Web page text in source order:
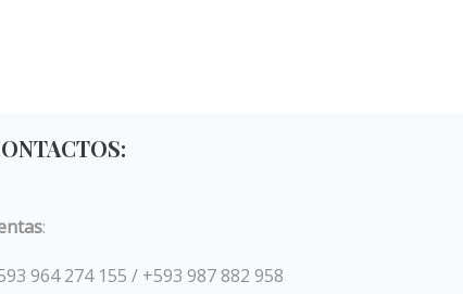
:
964 274 155 / +593 987 882 958